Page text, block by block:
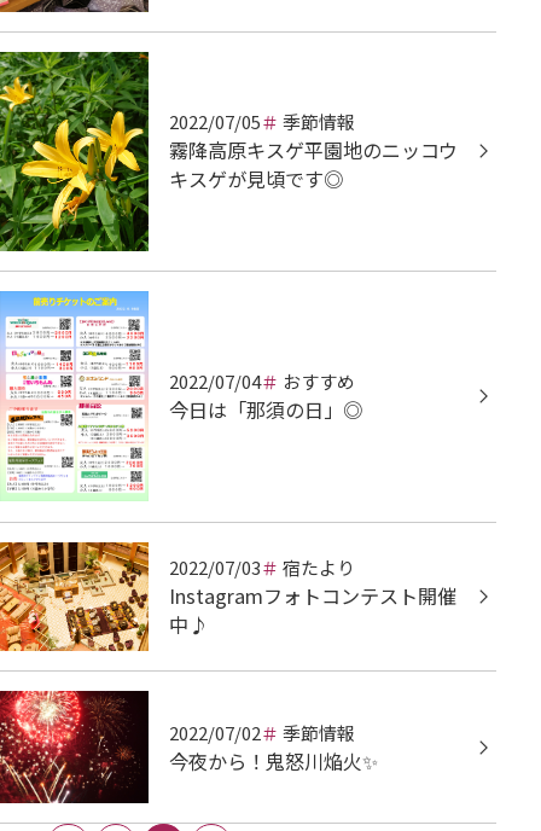
2022/07/05 季節情報
霧降高原キスゲ平園地のニッコウ
キスゲが見頃です◎
2022/07/04 おすすめ
今日は「那須の日」◎
2022/07/03 宿たより
Instagramフォトコンテスト開催
中♪
2022/07/02 季節情報
今夜から！鬼怒川焔火✨